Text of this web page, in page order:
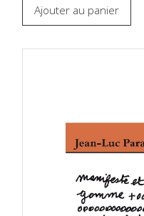
Ajouter au panier